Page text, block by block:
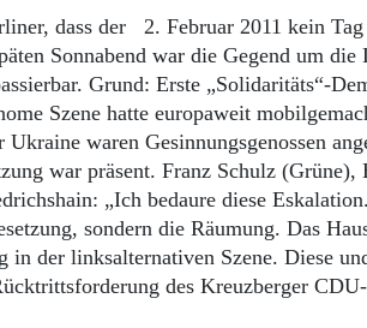
Wer wir sind
Aktuelle Ausgabe
Abonnenten-Login
Abonnent werden
Abo Prämien
Archiv
Schlesien
und Westpreußen
Bücher
dass der 2. Februar 2011 kein
Sonnabend war die Gegend um
Grund: Erste „Solidaritäts“-
Szene hatte europaweit
Ukraine waren Gesinnungsgenossen
war präsent. Franz Schulz (Grüne),
„Ich bedaure diese
sondern die Räumung. Das
in der linksalternativen Szene. Diese
des Kreuzberger